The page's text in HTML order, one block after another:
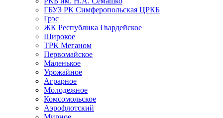
ГБУЗ РК Симферопольская ЦРКБ
Грэс
ЖК Республика Гвардейское
Широкое
ТРК Меганом
Первомайское
Маленькое
Урожайное
Аграрное
Молодежное
Комсомольское
Аэрофлотский